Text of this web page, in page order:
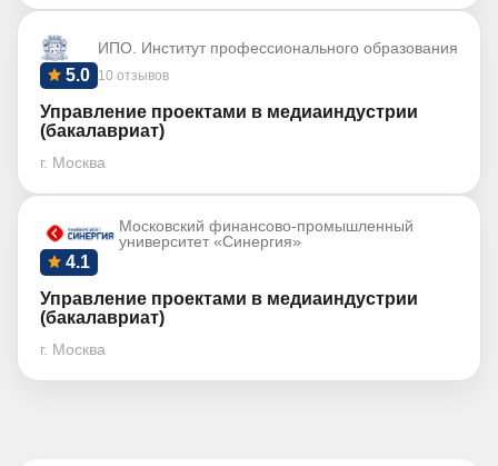
ИПО. Институт профессионального образования
10 отзывов
5.0
Управление проектами в медиаиндустрии
(бакалавриат)
г. Москва
Московский финансово-промышленный
университет «Синергия»
4.1
Управление проектами в медиаиндустрии
(бакалавриат)
г. Москва